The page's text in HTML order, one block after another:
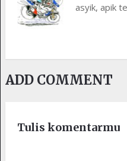
asyik, apik
ADD COMMENT
Tulis komentarmu